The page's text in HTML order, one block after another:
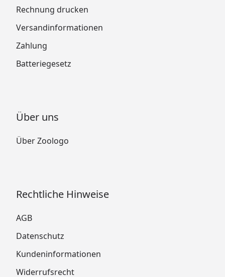
Rechnung drucken
Versandinformationen
Zahlung
Batteriegesetz
Über uns
Über Zoologo
Rechtliche Hinweise
AGB
Datenschutz
Kundeninformationen
Widerrufsrecht